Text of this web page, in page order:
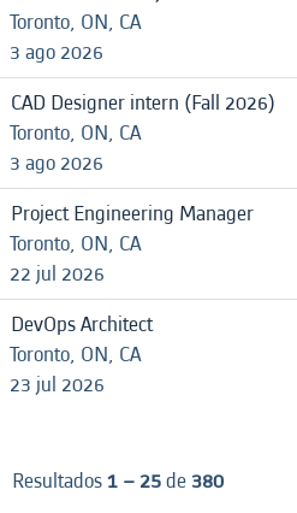
Toronto, ON, CA
3 ago 2026
CAD Designer intern (Fall 2026)
Toronto, ON, CA
3 ago 2026
Project Engineering Manager
Toronto, ON, CA
22 jul 2026
DevOps Architect
Toronto, ON, CA
23 jul 2026
Resultados1 – 25de 380